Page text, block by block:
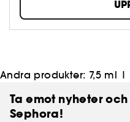
av originaldofter,
Romano Ricci.
Andra produkter: 7,5 ml |
Ta emot nyheter
Sephora!